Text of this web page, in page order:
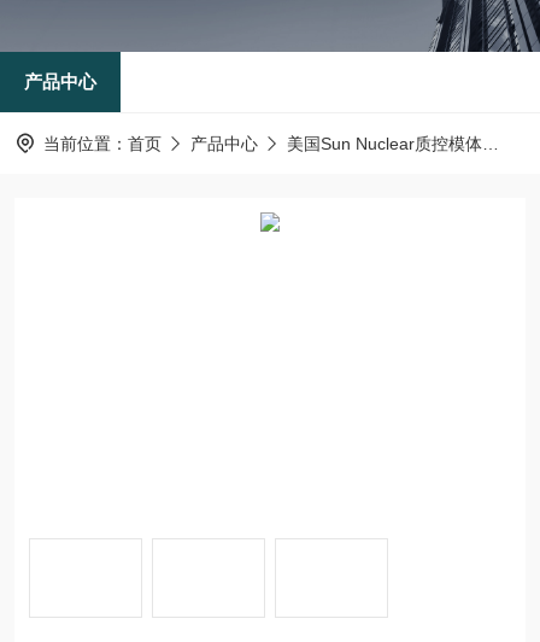
产品中心
当前位置： 首页 产品中心 美国Sun Nuclear质控模体